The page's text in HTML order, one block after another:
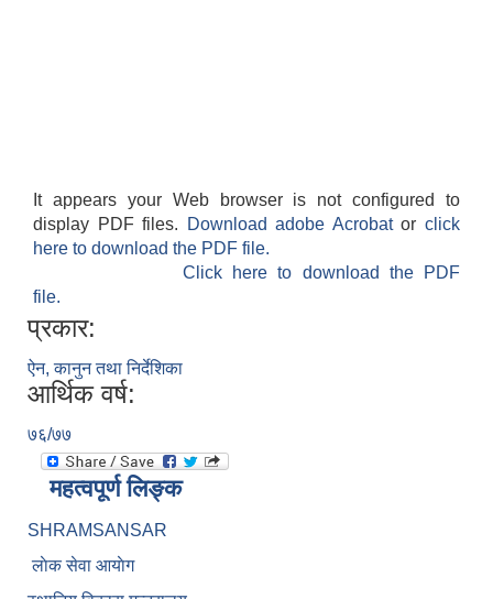
It appears your Web browser is not configured to
display PDF files.
Download adobe Acrobatorclick
here to download the PDF file.
Click here to download the PDF
file.
प्रकार:
ऐन, कानुन तथा निर्देशिका
आर्थिक वर्ष:
७६/७७
महत्वपूर्ण लिङ्क
SHRAMSANSAR
लाेक सेवा आयाेग